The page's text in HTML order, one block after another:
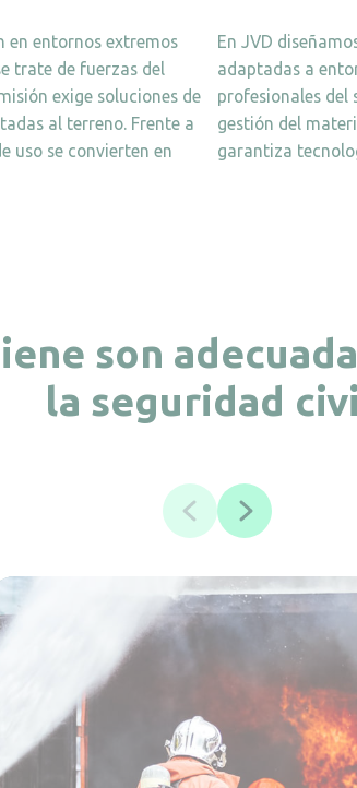
en entornos extremos
trate de fuerzas del
exige soluciones de
al terreno. Frente a
uso se convierten en
En JVD
adaptadas a
profesionales del
gestión del
garantiza
son
la seguridad